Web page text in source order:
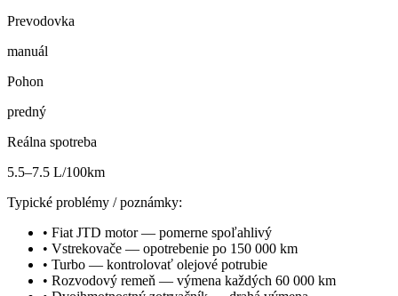
Prevodovka
manuál
Pohon
predný
Reálna spotreba
5.5–7.5 L/100km
Typické problémy / poznámky:
• Fiat JTD motor — pomerne spoľahlivý
• Vstrekovače — opotrebenie po 150 000 km
• Turbo — kontrolovať olejové potrubie
• Rozvodový remeň — výmena každých 60 000 km